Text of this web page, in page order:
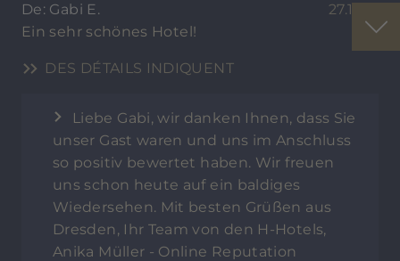
De: Gabi E.
27.11.25
Ein sehr schönes Hotel!
DES DÉTAILS INDIQUENT
Liebe Gabi, wir danken Ihnen, dass Sie
unser Gast waren und uns im Anschluss
so positiv bewertet haben. Wir freuen
uns schon heute auf ein baldiges
Wiedersehen. Mit besten Grüßen aus
Dresden, Ihr Team von den H-Hotels,
Anika Müller - Online Reputation